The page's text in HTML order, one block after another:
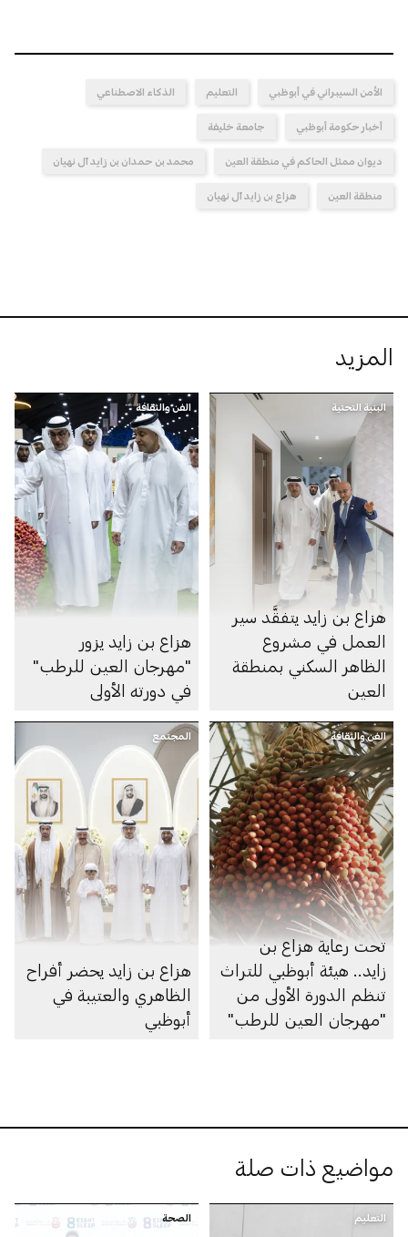
الأمن السيبراني في أبوظبي التعليم الذكاء الاصطناعي
أخبار حكومة أبوظبي جامعة خليفة
ديوان ممثل الحاكم في منطقة العين محمد بن حمدان بن زايد آل نهيان
منطقة العين هزاع بن زايد آل نهيان
المزيد
البنية التحتية
هزاع بن زايد يتفقَّد سير
العمل في مشروع
الظاهر السكني بمنطقة
العين
الفن والثقافة
هزاع بن زايد يزور
"مهرجان العين للرطب"
في دورته الأولى
الفن والثقافة
تحت رعاية هزاع بن
زايد.. هيئة أبوظبي للتراث
تنظم الدورة الأولى من
"مهرجان العين للرطب"
المجتمع
هزاع بن زايد يحضر أفراح
الظاهري والعتيبة في
أبوظبي
مواضيع ذات صلة
التعليم الصحة